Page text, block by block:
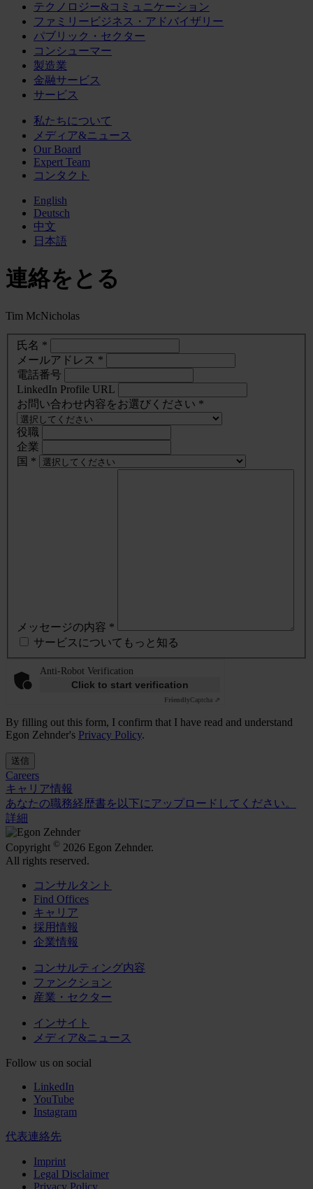
テクノロジー&コミュニケーション
ファミリービジネス・アドバイザリー
パブリック・セクター
コンシューマー
製造業
金融サービス
サービス
私たちについて
メディア&ニュース
Our Board
Expert Team
コンタクト
English
Deutsch
中文
日本語
連絡をとる
Tim McNicholas
氏名 *
メールアドレス *
電話番号
LinkedIn Profile URL
お問い合わせ内容をお選びください *
役職
企業
国 *
メッセージの内容 *
サービスについてもっと知る
Anti-Robot Verification
Click to start verification
FriendlyCaptcha ⇗
By filling out this form, I confirm that I have read and understand
Egon Zehnder's Privacy Policy.
送信
Careers
キャリア情報
あなたの職務経歴書を以下にアップロードしてください。
詳細
Copyright © 2026 Egon Zehnder.
All rights reserved.
コンサルタント
Find Offices
キャリア
採用情報
企業情報
コンサルティング内容
ファンクション
産業・セクター
インサイト
メディア&ニュース
Follow us on social
LinkedIn
YouTube
Instagram
代表連絡先
Imprint
Legal Disclaimer
Privacy Policy